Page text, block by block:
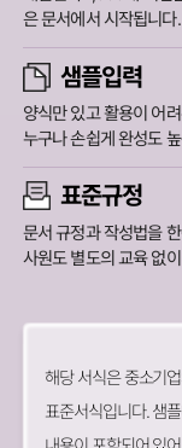
은 문서에서 시작됩니다.
샘플입력
양식만 있고 활용이 어
누구나 손쉽게 완성도
표준규정
문서 규정과 작성법을
사원도 별도의 교육 없
해당 서식은 중소기
표준서식입니다. 샘